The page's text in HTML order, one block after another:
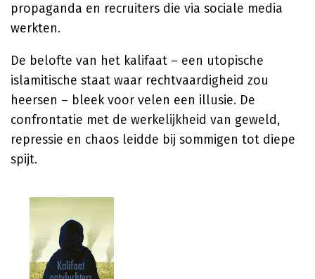
propaganda en recruiters die via sociale media
werkten.
De belofte van het kalifaat – een utopische
islamitische staat waar rechtvaardigheid zou
heersen – bleek voor velen een illusie. De
confrontatie met de werkelijkheid van geweld,
repressie en chaos leidde bij sommigen tot diepe
spijt.